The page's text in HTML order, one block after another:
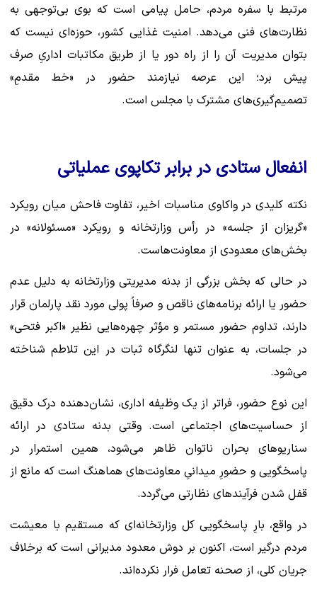
مرتبط با سفره مردم، حامل پیامی است که بوی بی‌توجهی به
نظارت‌های فنی می‌دهد. امنیت غذایی کشور، حوزه‌ای نیست که
بتوان مدیریت آن را از راه دور یا از طریق مکاتبات اداریِ صرف
پیش برد؛ این عرصه نیازمند حضور در «خط مقدمِ»
تصمیم‌گیری‌های مشترک با مجلس است.
انفعال ستادی در برابر تکاپوی عملیاتی
نکته کلیدی در واکاوی مناسبات اخیر، تفاوت فاحش میان رویکرد
«گریزان از جلسه» در رأس وزارتخانه و رویکرد «مسئولانه» در
بخش‌های معدودی از معاونت‌هاست.
در حالی که بخش بزرگی از بدنه مدیریتی وزارتخانه به دلیل عدم
حضور یا ارائه برنامه‌های ناقص و صرفاً پولی مورد نقد پارلمان قرار
دارند، تداوم حضور مستمر و مؤثر چهره‌هایی نظیر «اکبر فتحی»
در جلسات، به عنوان تنها لنگرگاه ثبات در این تلاطم شناخته
می‌شود.
این نوع حضور، فراتر از یک وظیفه اداری، نشان‌دهنده درک دقیق
از حساسیت‌های اجتماعی است. وقتی بدنه ستادی در ارائه
سناریوهای بحران ناتوان ظاهر می‌شود، همین استمرار در
پاسخگویی و حضورِ میدانیِ معاونت‌های هماهنگ است که مانع از
قفل شدن فرآیندهای نظارتی می‌گردد.
در واقع، بارِ پاسخگویی کل وزارتخانه‌ای که مستقیم با معیشت
مردم درگیر است، اکنون بر دوش معدود مدیرانی است که برخلاف
جریان کلی، از صحنه تعامل فرار نکرده‌اند.